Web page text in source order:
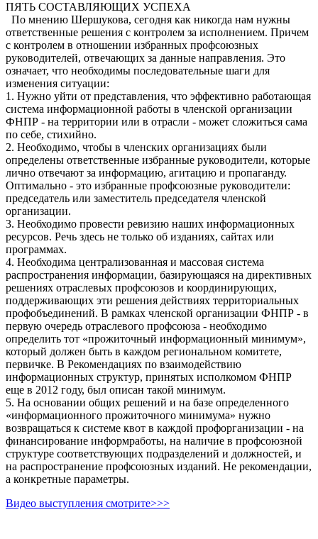
ПЯТЬ СОСТАВЛЯЮЩИХ УСПЕХА
По мнению Шершукова, сегодня как никогда нам нужны
ответственные решения с контролем за исполнением. Причем
с контролем в отношении избранных профсоюзных
руководителей, отвечающих за данные направления. Это
означает, что необходимы последовательные шаги для
изменения ситуации:
1. Нужно уйти от представления, что эффективно работающая
система информационной работы в членской организации
ФНПР - на территории или в отрасли - может сложиться сама
по себе, стихийно.
2. Необходимо, чтобы в членских организациях были
определены ответственные избранные руководители, которые
лично отвечают за информацию, агитацию и пропаганду.
Оптимально - это избранные профсоюзные руководители:
председатель или заместитель председателя членской
организации.
3. Необходимо провести ревизию наших информационных
ресурсов. Речь здесь не только об изданиях, сайтах или
программах.
4. Необходима централизованная и массовая система
распространения информации, базирующаяся на директивных
решениях отраслевых профсоюзов и координирующих,
поддерживающих эти решения действиях территориальных
профобъединений. В рамках членской организации ФНПР - в
первую очередь отраслевого профсоюза - необходимо
определить тот «прожиточный информационный минимум»,
который должен быть в каждом региональном комитете,
первичке. В Рекомендациях по взаимодействию
информационных структур, принятых исполкомом ФНПР
еще в 2012 году, был описан такой минимум.
5. На основании общих решений и на базе определенного
«информационного прожиточного минимума» нужно
возвращаться к системе квот в каждой профорганизации - на
финансирование информработы, на наличие в профсоюзной
структуре соответствующих подразделений и должностей, и
на распространение профсоюзных изданий. Не рекомендации,
а конкретные параметры.
Bидео выступления смотрите>>>